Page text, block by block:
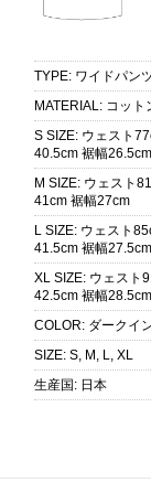
TYPE: ワイドパン
MATERIAL : コット
S SIZE: ウェスト
40.5cm 裾幅26.5cm
M SIZE: ウェスト
41cm 裾幅27cm
L SIZE: ウェスト
41.5cm 裾幅27.5cm
XL SIZE: ウェスト
42.5cm 裾幅28.5cm
COLOR: ダークイ
SIZE: S, M, L, XL
生産国: 日本